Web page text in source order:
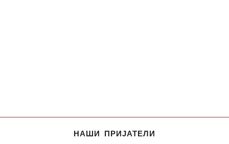
НАШИ ПРИЈАТЕЛИ